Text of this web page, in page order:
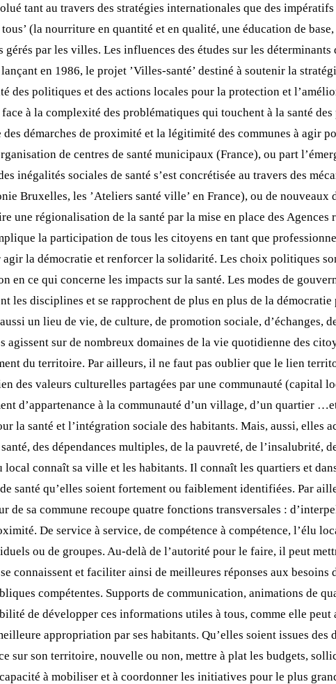
tant au travers des stratégies internationales que des
(la nourriture en quantité et en qualité, une éducation de
par les villes. Les influences des études sur les déterminants
en 1986, le projet ’Villes-santé’ destiné à soutenir la
des politiques et des actions locales pour la protection et
à la complexité des problématiques qui touchent à la santé
démarches de proximité et la légitimité des communes à agir
de centres de santé municipaux (France), ou part
sociales de santé s’est concrétisée au travers des
Bruxelles, les ’Ateliers santé ville’ en France), ou de
régionalisation de la santé par la mise en place des Agences
la participation de tous les citoyens en tant que
la démocratie et renforcer la solidarité. Les choix politiques
ce qui concerne les impacts sur la santé. Les modes de
disciplines et se rapprochent de plus en plus de la
un lieu de vie, de culture, de promotion sociale, d’échanges,
sur de nombreux domaines de la vie quotidienne des
du territoire. Par ailleurs, il ne faut pas oublier que le lien
valeurs culturelles partagées par une communauté (capital
d’appartenance à la communauté d’un village, d’un quartier
la santé et l’intégration sociale des habitants. Mais, aussi, elles
des dépendances multiples, de la pauvreté, de l’insalubrité,
connaît sa ville et les habitants. Il connaît les quartiers et
santé qu’elles soient fortement ou faiblement identifiées. Par
sa commune recoupe quatre fonctions transversales :
De service à service, de compétence à compétence, l’élu
ou de groupes. Au-delà de l’autorité pour le faire, il peut
connaissent et faciliter ainsi de meilleures réponses aux besoins
compétentes. Supports de communication, animations de
de développer ces informations utiles à tous, comme elle peut
appropriation par ses habitants. Qu’elles soient issues
sur son territoire, nouvelle ou non, mettre à plat les budgets,
à mobiliser et à coordonner les initiatives pour le plus